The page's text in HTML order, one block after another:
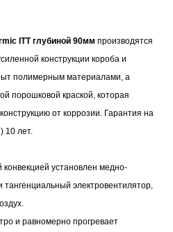
ITT глубиной 90мм производятся
конструкции короба и
полимерным материалами, а
порошковой краской, которая
от коррозии. Гарантия на
10 лет.
конвекцией установлен медно-
электровентилятор,
и равномерно прогревает